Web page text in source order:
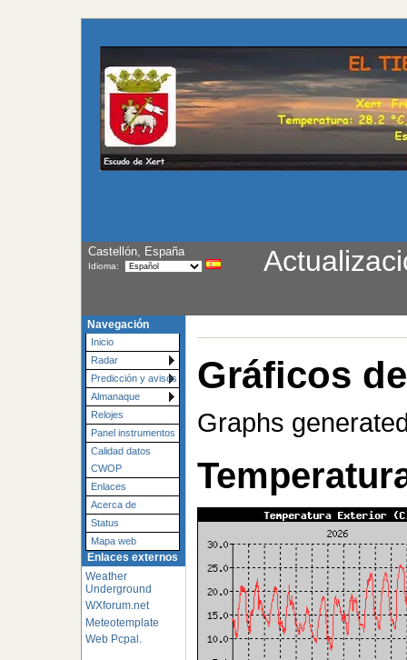
Castellón, España
Idioma:
Navegación
Inicio
Radar
Predicción y avisos
Almanaque
Relojes
Panel instrumentos
Calidad datos
CWOP
Enlaces
Acerca de
Status
Mapa web
Enlaces externos
Weather
Underground
WXforum.net
Meteotemplate
Web Pcpal.
Gráficos
Graphs